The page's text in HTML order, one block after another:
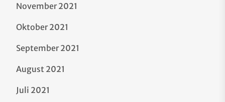
November 2021
Oktober 2021
September 2021
August 2021
Juli 2021